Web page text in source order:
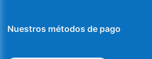
Nuestros métodos de pago